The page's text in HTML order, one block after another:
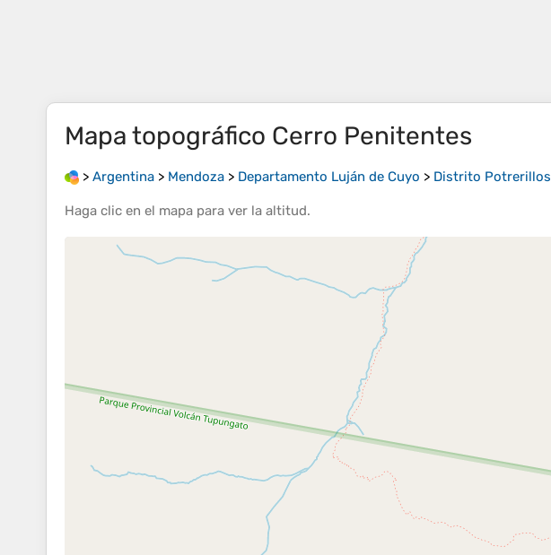
Mapa topográfico Cerro Penitentes
> Argentina > Mendoza > Departamento Luján de Cuyo > Distrito Potrerillos
Haga clic en el mapa para ver la altitud.